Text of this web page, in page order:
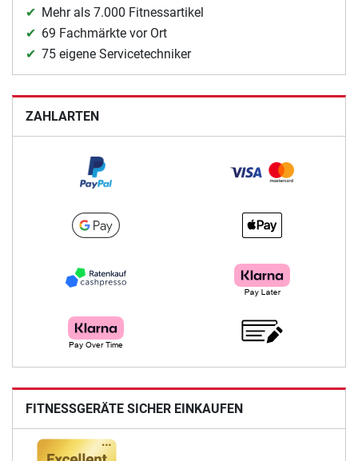
Mehr als 7.000 Fitnessartikel
69 Fachmärkte vor Ort
75 eigene Servicetechniker
ZAHLARTEN
FITNESSGERÄTE SICHER EINKAUFEN